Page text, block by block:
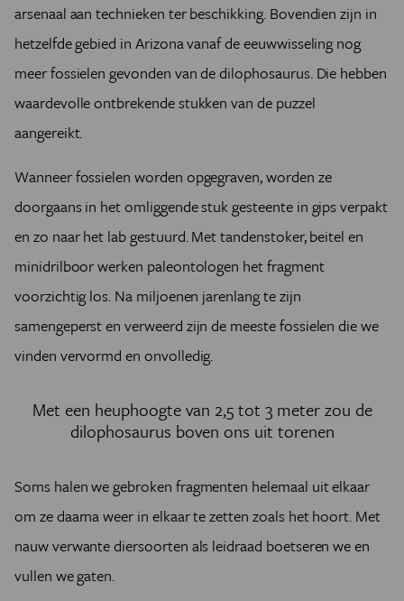
arsenaal aan technieken ter beschikking. Bovendien zijn in
hetzelfde gebied in Arizona vanaf de eeuwwisseling nog
meer fossielen gevonden van de dilophosaurus. Die hebben
waardevolle ontbrekende stukken van de puzzel
aangereikt.
Wanneer fossielen worden opgegraven, worden ze
doorgaans in het omliggende stuk gesteente in gips verpakt
en zo naar het lab gestuurd. Met tandenstoker, beitel en
minidrilboor werken paleontologen het fragment
voorzichtig los. Na miljoenen jarenlang te zijn
samengeperst en verweerd zijn de meeste fossielen die we
vinden vervormd en onvolledig.
Met een heuphoogte van 2,5 tot 3 meter zou de
dilophosaurus boven ons uit torenen
Soms halen we gebroken fragmenten helemaal uit elkaar
om ze daarna weer in elkaar te zetten zoals het hoort. Met
nauw verwante diersoorten als leidraad boetseren we en
vullen we gaten.